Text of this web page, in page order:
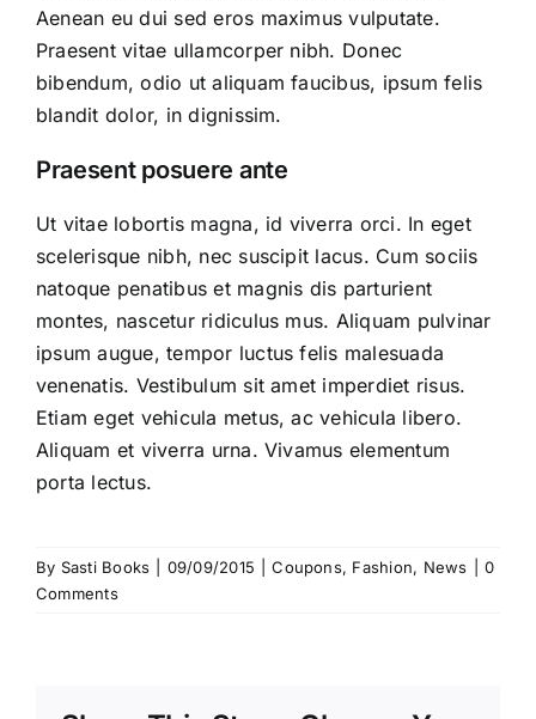
Aenean eu dui sed eros maximus vulputate.
Praesent vitae ullamcorper nibh. Donec
bibendum, odio ut aliquam faucibus, ipsum felis
blandit dolor, in dignissim.
Praesent posuere ante
Ut vitae lobortis magna, id viverra orci. In eget
scelerisque nibh, nec suscipit lacus. Cum sociis
natoque penatibus et magnis dis parturient
montes, nascetur ridiculus mus. Aliquam pulvinar
ipsum augue, tempor luctus felis malesuada
venenatis. Vestibulum sit amet imperdiet risus.
Etiam eget vehicula metus, ac vehicula libero.
Aliquam et viverra urna. Vivamus elementum
porta lectus.
By Sasti Books 09/09/2015 Coupons, Fashion, News
0
Comments